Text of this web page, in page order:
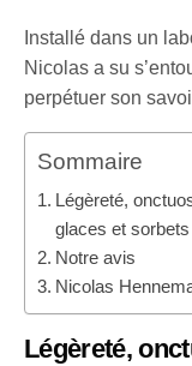
Installé dans un
Nicolas a su
perpétuer son
Sommaire
Légèreté,
glaces et
Notre avis
Nicolas
Légèreté,